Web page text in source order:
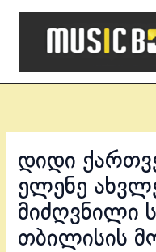
Skip
დიდი
ელენე
მიძღვნილი
თბილისის